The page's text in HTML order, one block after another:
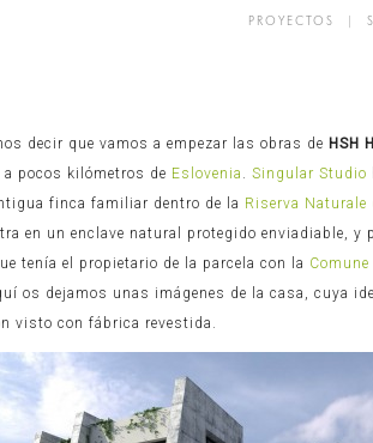
PROYECTOS |
decir que vamos a empezar las obras de HSH
a pocos kilómetros de Eslovenia .Singular Studio
finca familiar dentro de la Riserva Naturale
en un enclave natural protegido enviadiable,
tenía el propietario de la parcela con la
os dejamos unas imágenes de la casa, cuya
visto con fábrica revestida.